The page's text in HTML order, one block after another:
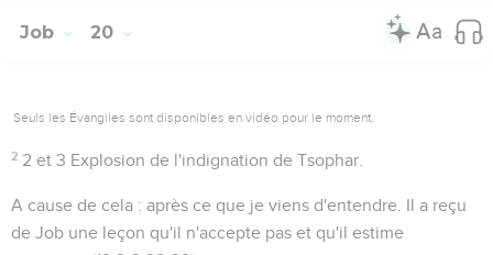
Job 20
Seuls les Évangiles sont disponibles en vidéo pour le moment.
2 2 et 3 Explosion de l'indignation de Tsophar.
A cause de cela : après ce que je viens d'entendre. Il a reçu
de Job une leçon qu'il n'accepte pas et qu'il estime